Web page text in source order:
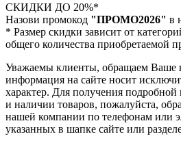
СКИДКИ ДО 20%*
Назови промокод "ПРОМО2026" в
* Размер скидки зависит от
общего количества приобретаемой
Уважаемы клиенты, обращаем Ваше
информация на сайте носит
характер. Для получения
и наличии товаров, пожалуйста,
нашей компании по телефонам или
указанных в шапке сайте или